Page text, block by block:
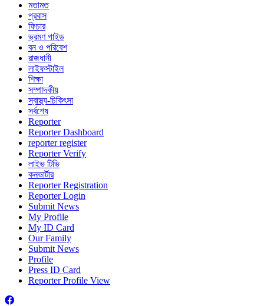
মতামত
প্রবাস
ফিচার
ভ্রমণ গাইড
বন ও পরিবেশ
রাজধানী
লাইফস্টাইল
শিক্ষা
সম্পাদকীয়
স্বাস্থ্য-চিকিৎসা
সর্বশেষ
Reporter
Reporter Dashboard
reporter register
Reporter Verify
লাইভ টিভি
কনভার্টার
Reporter Registration
Reporter Login
Submit News
My Profile
My ID Card
Our Family
Submit News
Profile
Press ID Card
Reporter Profile View